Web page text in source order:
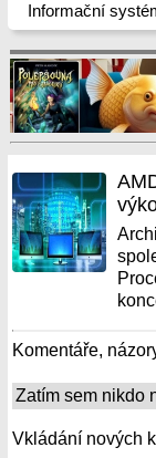
Informační
Komentáře,
Zatím sem nikdo
Vkládání nových